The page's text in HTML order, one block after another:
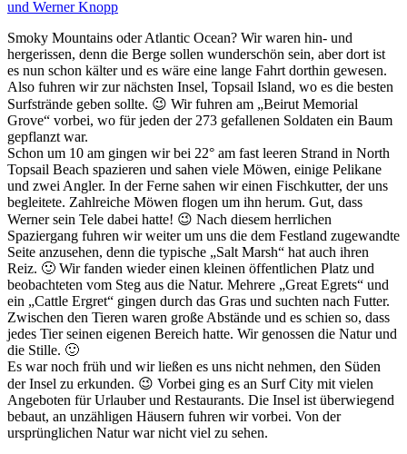
und Werner Knopp
Smoky Mountains oder Atlantic Ocean? Wir waren hin- und
hergerissen, denn die Berge sollen wunderschön sein, aber dort ist
es nun schon kälter und es wäre eine lange Fahrt dorthin gewesen.
Also fuhren wir zur nächsten Insel, Topsail Island, wo es die besten
Surfstrände geben sollte. 😉 Wir fuhren am „Beirut Memorial
Grove“ vorbei, wo für jeden der 273 gefallenen Soldaten ein Baum
gepflanzt war.
Schon um 10 am gingen wir bei 22° am fast leeren Strand in North
Topsail Beach spazieren und sahen viele Möwen, einige Pelikane
und zwei Angler. In der Ferne sahen wir einen Fischkutter, der uns
begleitete. Zahlreiche Möwen flogen um ihn herum. Gut, dass
Werner sein Tele dabei hatte! 😉 Nach diesem herrlichen
Spaziergang fuhren wir weiter um uns die dem Festland zugewandte
Seite anzusehen, denn die typische „Salt Marsh“ hat auch ihren
Reiz. 🙂 Wir fanden wieder einen kleinen öffentlichen Platz und
beobachteten vom Steg aus die Natur. Mehrere „Great Egrets“ und
ein „Cattle Ergret“ gingen durch das Gras und suchten nach Futter.
Zwischen den Tieren waren große Abstände und es schien so, dass
jedes Tier seinen eigenen Bereich hatte. Wir genossen die Natur und
die Stille. 🙂
Es war noch früh und wir ließen es uns nicht nehmen, den Süden
der Insel zu erkunden. 😉 Vorbei ging es an Surf City mit vielen
Angeboten für Urlauber und Restaurants. Die Insel ist überwiegend
bebaut, an unzähligen Häusern fuhren wir vorbei. Von der
ursprünglichen Natur war nicht viel zu sehen.